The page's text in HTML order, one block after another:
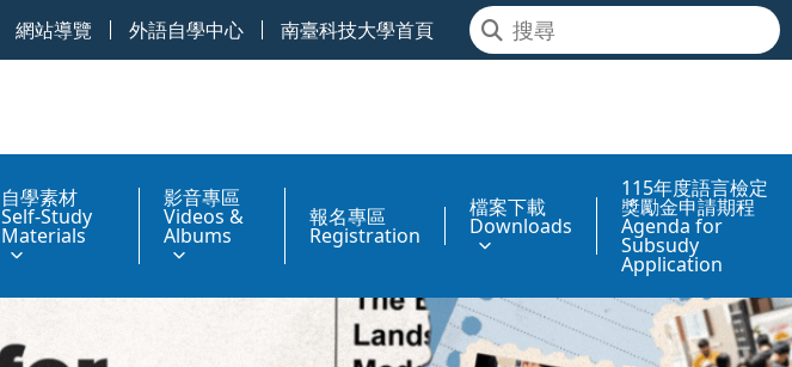
網站導覽 外語自學中心 南臺科技大學首頁
自學素材
Self-Study
Materials
影音專區
Videos &
Albums
報名專區
Registration
檔案下載
Downloads
115年度語言檢定
獎勵金申請期程
Agenda for
Subsudy
Application